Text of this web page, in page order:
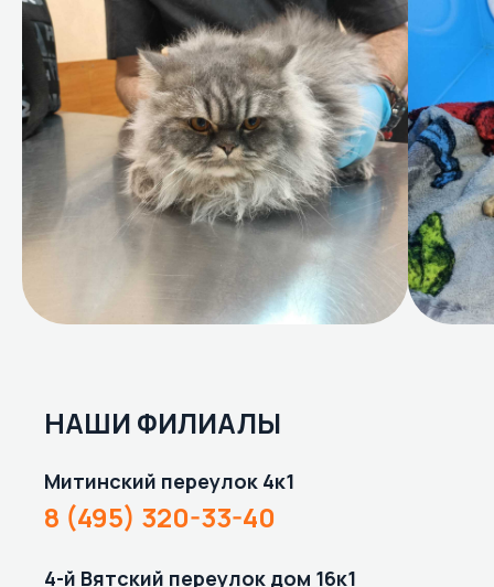
НАШИ ФИЛИАЛЫ
Митинский переулок 4к1
8 (495) 320-33-40
4-й Вятский переулок дом 16к1